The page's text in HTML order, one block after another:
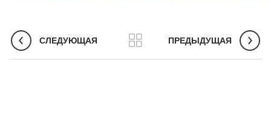
СЛЕДУЮЩАЯ ПРЕДЫДУЩАЯ